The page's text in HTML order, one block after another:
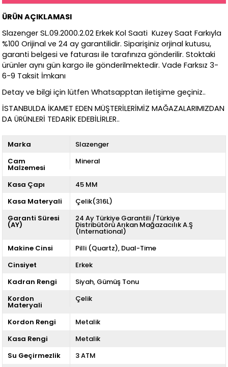
ÜRÜN AÇIKLAMASI
Slazenger SL.09.2000.2.02 Erkek Kol Saati Kuzey Saat Farkıyla
%100 Orijinal ve 24 ay garantilidir. Siparişiniz orjinal kutusu,
garanti belgesi ve faturası ile tarafınıza gönderilir. Stoktaki
ürünler aynı gün kargo ile gönderilmektedir. Vade Farksız 3-
6-9 Taksit İmkanı
Detay ve bilgi için lütfen Whatsapptan iletişime geçiniz..
İSTANBULDA İKAMET EDEN MÜŞTERİLERİMİZ MAĞAZALARIMIZDAN
DA ÜRÜNLERİ TEDARİK EDEBİLİRLER..
Marka
Slazenger
Cam
Malzemesi
Mineral
Kasa Çapı
45 MM
Kasa Materyali
Çelik(316L)
Garanti Süresi
(AY)
24 Ay Türkiye Garantili /Türkiye
Distribütörü Arıkan Mağazacılık A.Ş
(International)
Makine Cinsi
Pilli (Quartz) Dual-Time
Cinsiyet
Erkek
Kadran Rengi
Siyah Gümüş Tonu
Kordon
Materyali
Çelik
Kordon Rengi
Metalik
Kasa Rengi
Metalik
Su Geçirmezlik
3 ATM